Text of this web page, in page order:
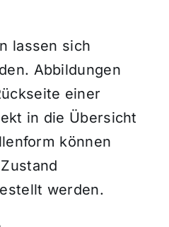
lassen sich
Abbildungen
einer
in die Übersicht
können
werden.